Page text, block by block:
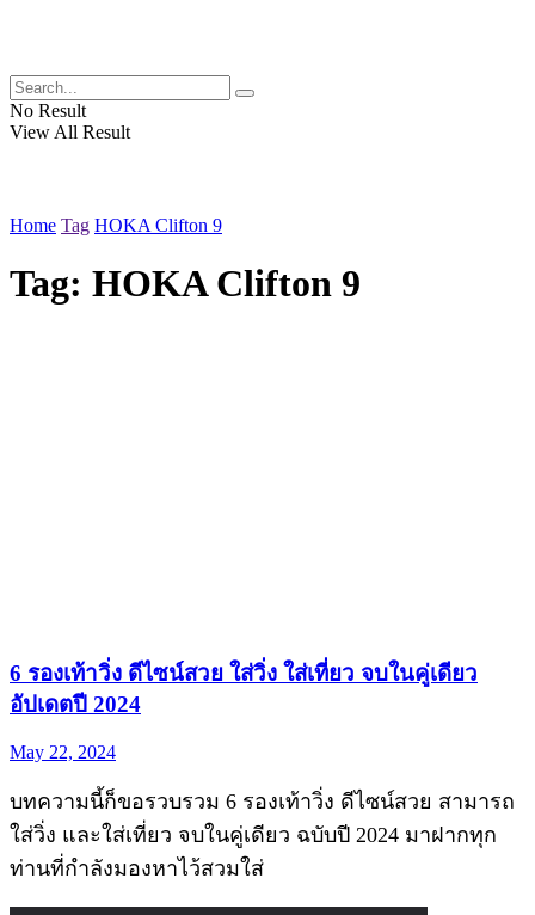
No Result
View All Result
Home Tag HOKA Clifton 9
Tag: HOKA Clifton 9
6 รองเท้าวิ่ง ดีไซน์สวย ใส่วิ่ง ใส่เที่ยว จบในคู่เดียว
อัปเดตปี 2024
May 22, 2024
บทความนี้ก็ขอรวบรวม 6 รองเท้าวิ่ง ดีไซน์สวย สามารถ
ใส่วิ่ง และใส่เที่ยว จบในคู่เดียว ฉบับปี 2024 มาฝากทุก
ท่านที่กำลังมองหาไว้สวมใส่